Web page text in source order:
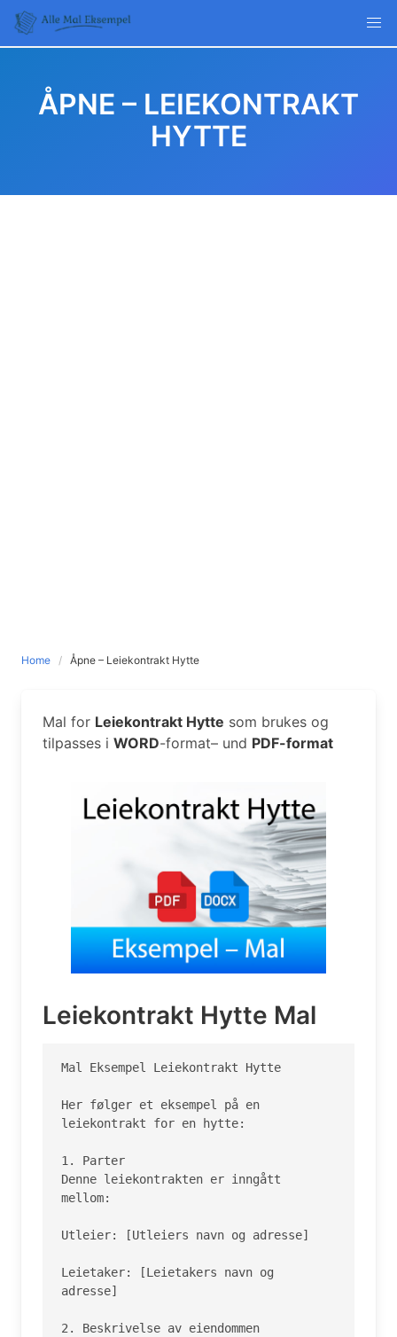
Skip
content
ÅPNE – LEIEKONTRAKT
HYTTE
Home Åpne – Leiekontrakt Hytte
Mal for Leiekontrakt Hytte som brukes og
tilpasses i WORD-format– und PDF-format
Leiekontrakt Hytte Mal
Mal Eksempel Leiekontrakt Hytte
Her følger et eksempel på en
leiekontrakt for en hytte:
1. Parter
Denne leiekontrakten er inngått
mellom:
Utleier: [Utleiers navn og adresse]
Leietaker: [Leietakers navn og
adresse]
2. Beskrivelse av eiendommen